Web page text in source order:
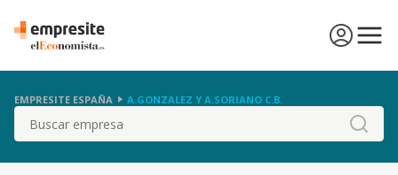
EMPRESITE ESPAÑA A.GONZALEZ Y A.SORIANO C.B.
Buscar